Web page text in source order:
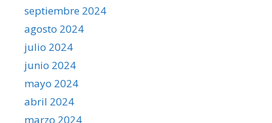
septiembre 2024
agosto 2024
julio 2024
junio 2024
mayo 2024
abril 2024
marzo 2024